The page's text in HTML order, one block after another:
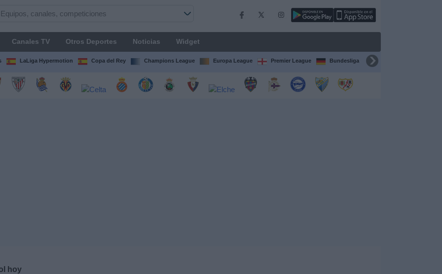
Canales TV Otros Deportes Noticias Widget
LaLiga Hypermotion Copa del Rey Champions League Europa League Premier League Bundesliga Supercopa de España
hoy